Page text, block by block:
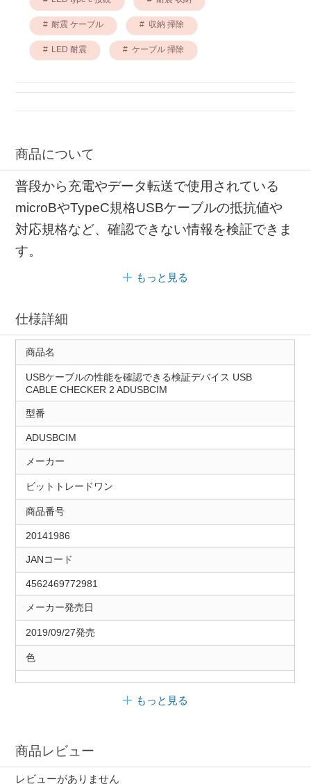
耐震 ケーブル 収納 掃除
LED 耐震 ケーブル 掃除
商品について
普段から充電やデータ転送で使用されている
microBやTypeC規格USBケーブルの抵抗値や
対応規格など、確認できない情報を検証できま
す。
もっと見る
仕様詳細
商品名
USBケーブルの性能を確認できる検証デバイス USB
CABLE CHECKER 2 ADUSBCIM
型番
ADUSBCIM
メーカー
ビットトレードワン
商品番号
20141986
JANコード
4562469772981
メーカー発売日
2019/09/27発売
色
もっと見る
商品レビュー
レビューがありません